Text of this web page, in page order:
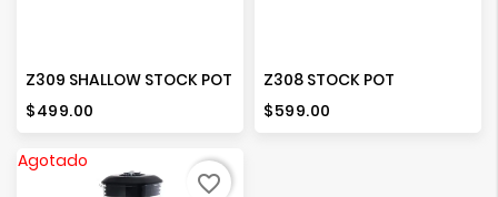
Z309 SHALLOW STOCK POT
Precio
$499.00
Z308 STOCK POT
Precio
$599.00
Agotado
favorite_border